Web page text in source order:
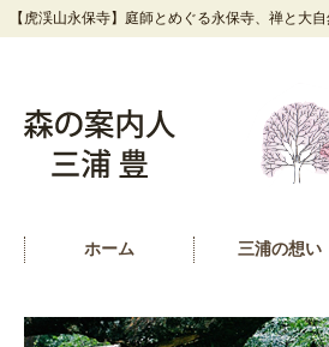
【虎渓山永保寺】庭師とめぐる永保寺、禅と大
ホーム 三浦の想い